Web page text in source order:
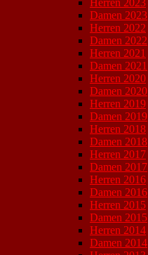
Herren 2023
Damen 2023
Herren 2022
Damen 2022
Herren 2021
Damen 2021
Herren 2020
Damen 2020
Herren 2019
Damen 2019
Herren 2018
Damen 2018
Herren 2017
Damen 2017
Herren 2016
Damen 2016
Herren 2015
Damen 2015
Herren 2014
Damen 2014